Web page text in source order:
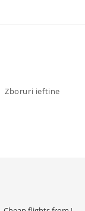
Zboruri ieftine